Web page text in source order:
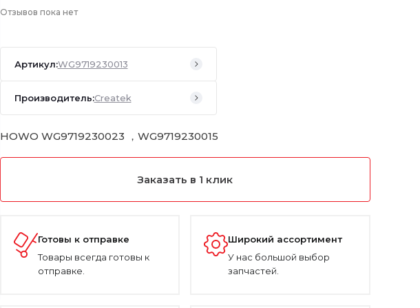
Отзывов пока нет
Артикул:WG9719230013
Производитель:Createk
HOWO WG9719230023 ，WG9719230015
Заказать в 1 клик
Готовы к отправке
Товары всегда готовы к
отправке.
Широкий ассортимент
У нас большой выбор
запчастей.